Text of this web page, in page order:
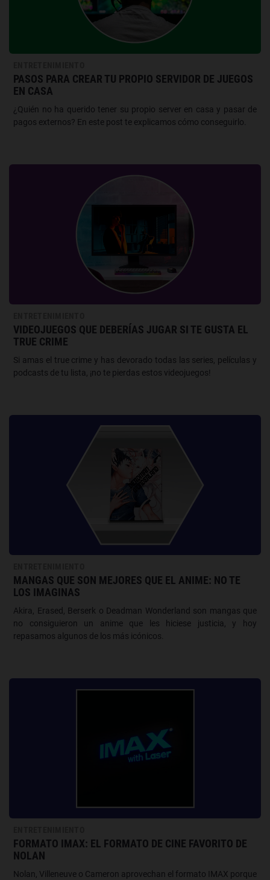
PASOS PARA CREAR TU PROPIO SERVIDOR DE JUEGOS
EN CASA
¿Quién no ha querido tener su propio server en casa y pasar de
pagos externos? En este post te explicamos cómo conseguirlo.
VIDEOJUEGOS QUE DEBERÍAS JUGAR SI TE GUSTA EL
TRUE CRIME
Si amas el true crime y has devorado todas las series, películas y
podcasts de tu lista, ¡no te pierdas estos videojuegos!
MANGAS QUE SON MEJORES QUE EL ANIME: NO TE
LOS IMAGINAS
Akira, Erased, Berserk o Deadman Wonderland son mangas que
no consiguieron un anime que les hiciese justicia, y hoy
repasamos algunos de los más icónicos.
FORMATO IMAX: EL FORMATO DE CINE FAVORITO DE
NOLAN
Nolan, Villeneuve o Cameron aprovechan el formato IMAX porque